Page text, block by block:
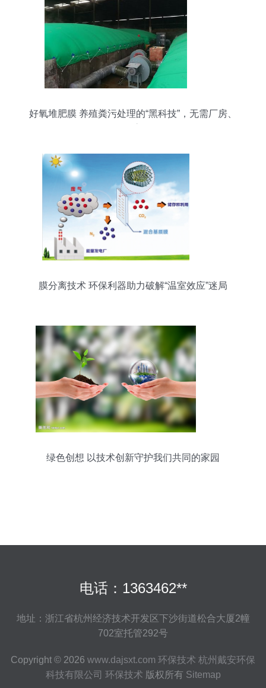
好氧堆肥膜 养殖粪污处理的“黑科技”，无需厂房、
膜分离技术 环保利器助力破解“温室效应”迷局
绿色创想 以技术创新守护我们共同的家园
电话：1363462**
地址：浙江省杭州经济技术开发区下沙街道松合大厦2幢
702室托管292号
Copyright © 2026 www.dajsxt.com 环保技术 杭州戴安环保
科技有限公司 环保技术 版权所有 Sitemap